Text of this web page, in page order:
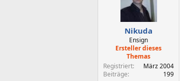
Nikuda
Ensign
Ersteller dieses
Themas
Registriert
März 2004
Beiträge
199